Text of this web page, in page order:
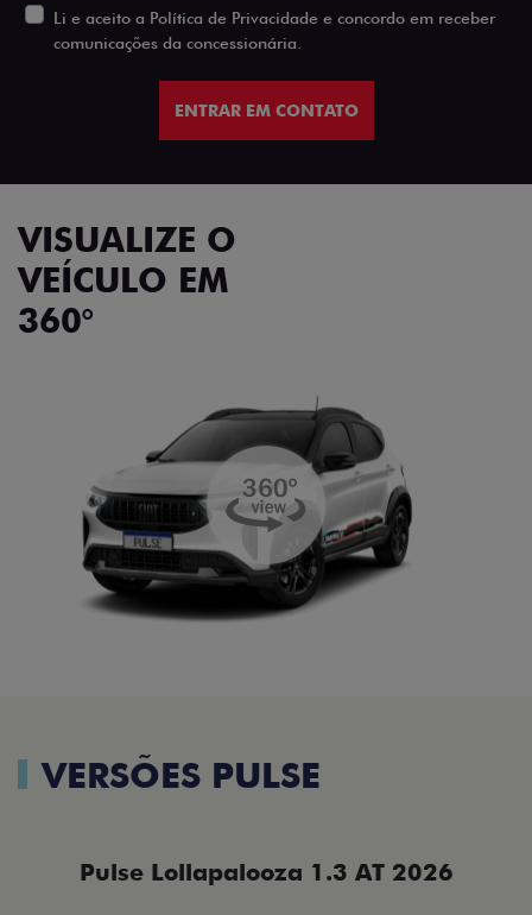
Li e aceito a Política de Privacidade e concordo em receber
comunicações da concessionária.
ENTRAR EM CONTATO
VISUALIZE O
VEÍCULO EM
360°
VERSÕES PULSE
Pulse Lollapalooza 1.3 AT 2026